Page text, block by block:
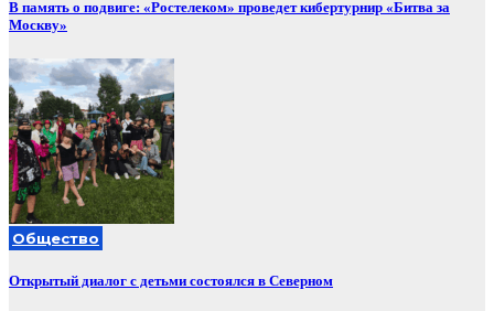
В память о подвиге: «Ростелеком» проведет кибертурнир «Битва за
Москву»
Общество
Открытый диалог с детьми состоялся в Северном